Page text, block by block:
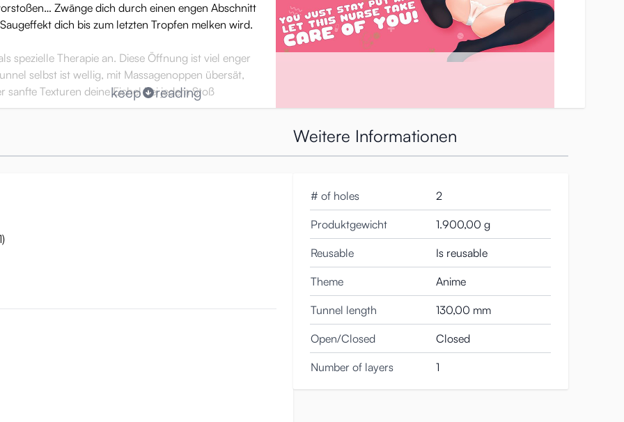
Zwänge dich durch einen engen Abschnitt
dich bis zum letzten Tropfen melken wird.
spezielle Therapie an. Diese Öffnung ist viel enger
selbst ist wellig, mit Massagenoppen übersät,
Texturen deine Eichel bei jedem Stoß
Tunneln wird die Schwester viele
dir langweilig wird!
keep reading
Weitere Informationen
# of holes 2
Produktgewicht 1.900,00 g
Reusable Is reusable
Theme Anime
Tunnel length 130,00 mm
Open/Closed Closed
Number of layers 1